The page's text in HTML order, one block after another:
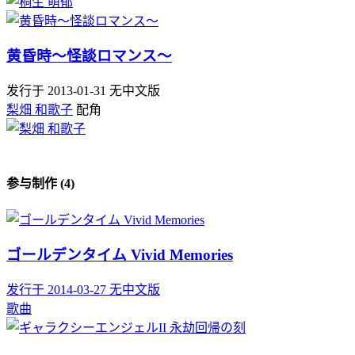
黄昏時～怪談ロマンス～
发行于 2013-01-31 无中文版
梨畑 和歌子 配角
参与制作 (4)
ゴールデンタイム Vivid Memories
发行于 2014-03-27 无中文版
歌曲